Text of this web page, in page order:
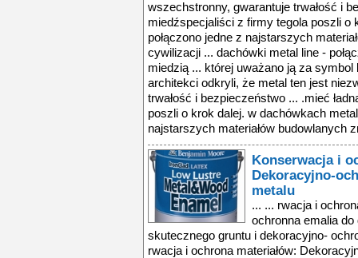
wszechstronny, gwarantuje trwałość i
miedźspecjaliści z firmy tegola poszli o
połączono jedne z najstarszych
cywilizacji ... dachówki metal line -
miedzią ... której uważano ją za
architekci odkryli, że metal ten jest
trwałość i bezpieczeństwo ... .mieć
poszli o krok dalej. w dachówkach
najstarszych materiałów budowlanych
Konserwacja i
Dekoracyjno-
metalu
... ... rwacja i
ochronna emalia
skutecznego gruntu i dekoracyjno-
rwacja i ochrona materiałów: